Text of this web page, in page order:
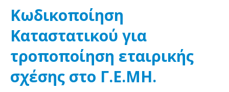
Κωδικοποίηση
Καταστατικού για
τροποποίηση εταιρικής
σχέσης στο Γ.Ε.ΜΗ.